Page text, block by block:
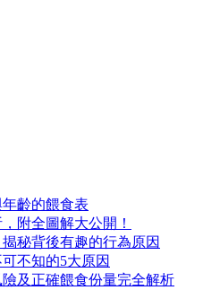
齡的餵食表
附全圖解大公開！
秘背後有趣的行為原因
不知的5大原因
及正確餵食份量完全解析